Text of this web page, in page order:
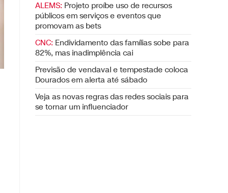
ALEMS: Projeto proíbe uso de recursos
públicos em serviços e eventos que
promovam as bets
CNC: Endividamento das famílias sobe para
82%, mas inadimplência cai
Previsão de vendaval e tempestade coloca
Dourados em alerta até sábado
Veja as novas regras das redes sociais para
se tornar um influenciador